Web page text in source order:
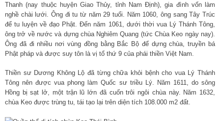
Thanh (nay thuộc huyện Giao Thủy, tỉnh Nam Định), gia đình vốn làm
nghề chài lưới. Ông đi tu từ năm 29 tuổi. Năm 1060, ông sang Tây Trúc
để tu luyện về đạo Phật. Đến năm 1061, dưới thời vua Lý Thánh Tông,
ông trở về nước và dựng chùa Nghiêm Quang (tức Chùa Keo ngày nay).
Ông đã đi nhiều nơi vùng đồng bằng Bắc Bộ để dựng chùa, truyền bá
Phật pháp và được suy tôn là vị tổ thứ 9 của phái thiền Việt Nam.
Thiền sư Dương Không Lộ đã từng chữa khỏi bệnh cho vua Lý Thánh
Tông nên được vua phong làm Quốc sư triều Lý. Năm 1611, do sông
Hồng bị sạt lở, một trận lũ lớn đã cuốn trôi ngôi chùa này. Năm 1632,
chùa Keo được trùng tu, tái tạo lại trên diện tích 108.000 m2 đất.